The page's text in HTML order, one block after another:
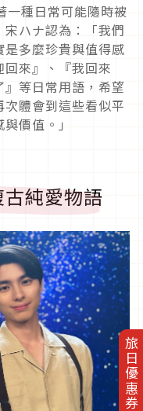
旅日優惠券
一種日常可能隨時被
ハナ認為：「我們
多麼珍貴與值得感
來』、『我回來
等日常用語，希望
體會到這些看似平
價值。」
純愛物語